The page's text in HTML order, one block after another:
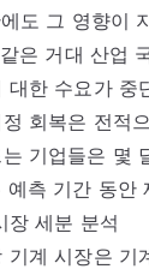
도 그 영향이
은 거대 산업
대한 수요가 중
회복은 전적
기업들은 몇
예측 기간 동안
장 세분 분석
기계 시장은